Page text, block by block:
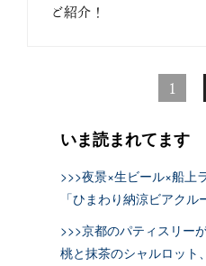
ご紹介！
1
いま読まれてます
>>>夜景×生ビール×船上
「ひまわり納涼ビアク
>>>京都のパティスリー
桃と抹茶のシャルロット